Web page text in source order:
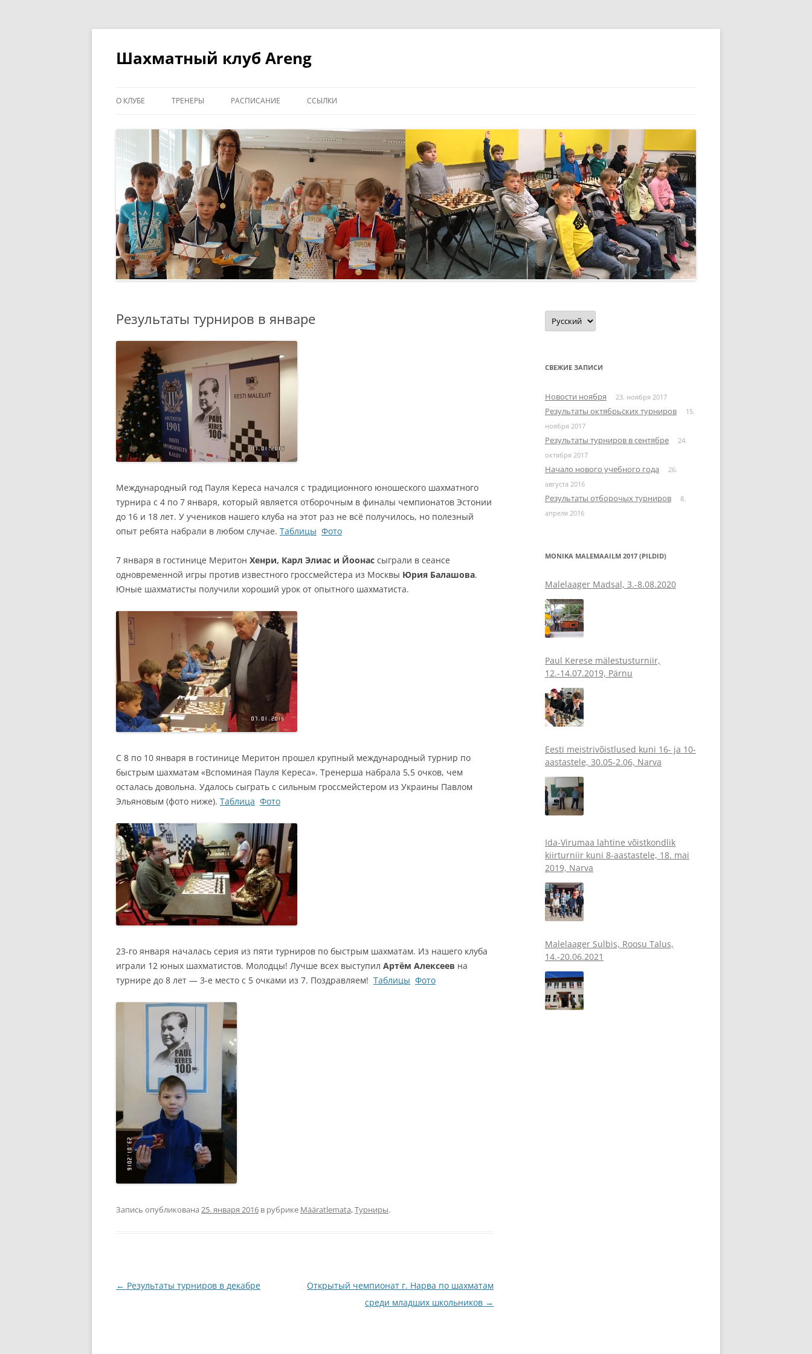
Перейти
Шахматный клуб Areng
О КЛУБЕ ТРЕНЕРЫ РАСПИСАНИЕ ССЫЛКИ
Результаты турниров в январе
Международный год Пауля Кереса начался с традиционного юношеского шахматного
турнира с 4 по 7 января, который является отборочным в финалы чемпионатов Эстонии
до 16 и 18 лет. У учеников нашего клуба на этот раз не всё получилось, но полезный
опыт ребята набрали в любом случае. Таблицы Фото
7 января в гостинице Меритон Хенри, Карл Элиас и Йоонас сыграли в сеансе
одновременной игры против известного гроссмейстера из Москвы Юрия Балашова.
Юные шахматисты получили хороший урок от опытного шахматиста.
С 8 по 10 января в гостинице Меритон прошел крупный международный турнир по
быстрым шахматам «Вспоминая Пауля Кереса». Тренерша набрала 5,5 очков, чем
осталась довольна. Удалось сыграть с сильным гроссмейстером из Украины Павлом
Эльяновым (фото ниже). Таблица Фото
23-го января началась серия из пяти турниров по быстрым шахматам. Из нашего клуба
играли 12 юных шахматистов. Молодцы! Лучше всех выступил Артём Алексеев на
турнире до 8 лет — 3-е место с 5 очками из 7. Поздравляем! Таблицы Фото
Запись опубликована 25. января 2016 в рубрике Määratlemata,Турниры.
Навигация
← Результаты турниров в декабре
Открытый чемпионат г. Нарва по шахматам
среди младших школьников →
Выбрать
язык
СВЕЖИЕ ЗАПИСИ
Новости ноября 23. ноября 2017
Результаты октябрьских турниров
15.
ноября 2017
Результаты турниров в сентябре
24.
октября 2017
Начало нового учебного года
26.
августа 2016
Результаты отборочых турниров
8.
апреля 2016
MONIKA MALEMAAILM 2017 (PILDID)
Malelaager Madsal, 3.-8.08.2020
Paul Kerese mälestusturniir,
12.-14.07.2019, Pärnu
Eesti meistrivõistlused kuni 16- ja 10-
aastastele, 30.05-2.06, Narva
Ida-Virumaa lahtine võistkondlik
kiirturniir kuni 8-aastastele, 18. mai
2019, Narva
Malelaager Sulbis, Roosu Talus,
14.-20.06.2021